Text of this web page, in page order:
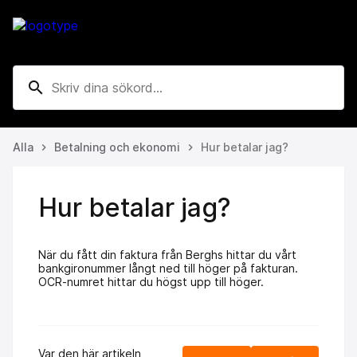
search
Alla keyboard_arrow_right Betalning och ekonomi keyboard_arrow_right Hur betalar jag?
Hur betalar jag?
När du fått din faktura från Berghs hittar du vårt
bankgironummer långt ned till höger på fakturan.
OCR-numret hittar du högst upp till höger.
Var den här artikeln